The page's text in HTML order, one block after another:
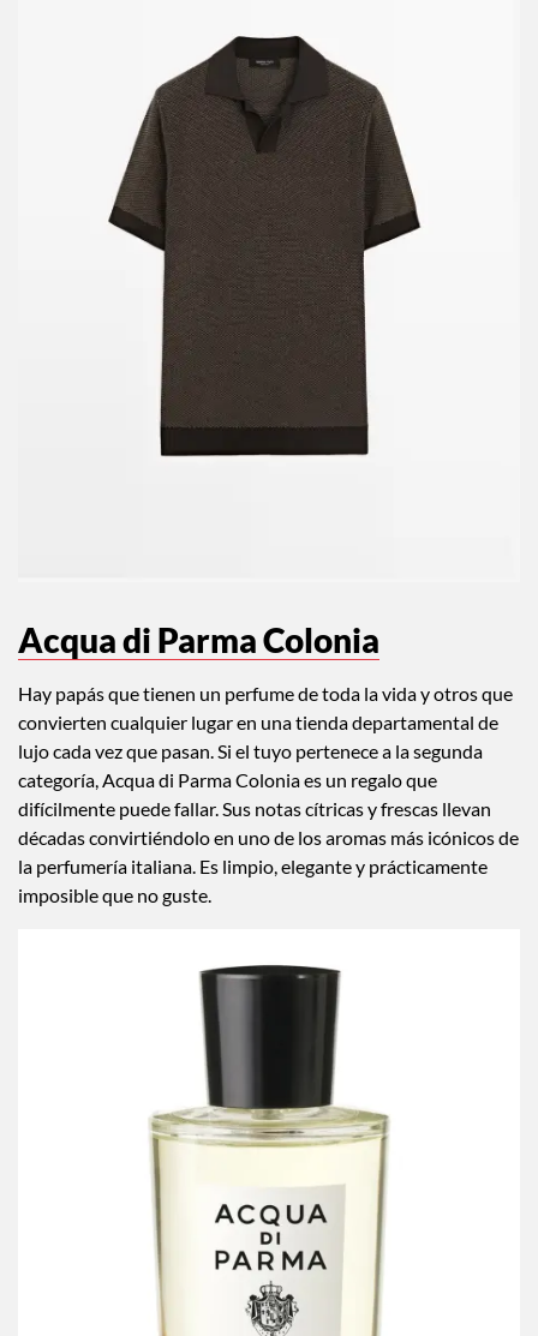
Acqua di Parma Colonia
Hay papás que tienen un perfume de toda la vida y otros que
convierten cualquier lugar en una tienda departamental de
lujo cada vez que pasan. Si el tuyo pertenece a la segunda
categoría, Acqua di Parma Colonia es un regalo que
difícilmente puede fallar. Sus notas cítricas y frescas llevan
décadas convirtiéndolo en uno de los aromas más icónicos de
la perfumería italiana. Es limpio, elegante y prácticamente
imposible que no guste.